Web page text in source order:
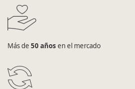
Más de 50 años en el mercado